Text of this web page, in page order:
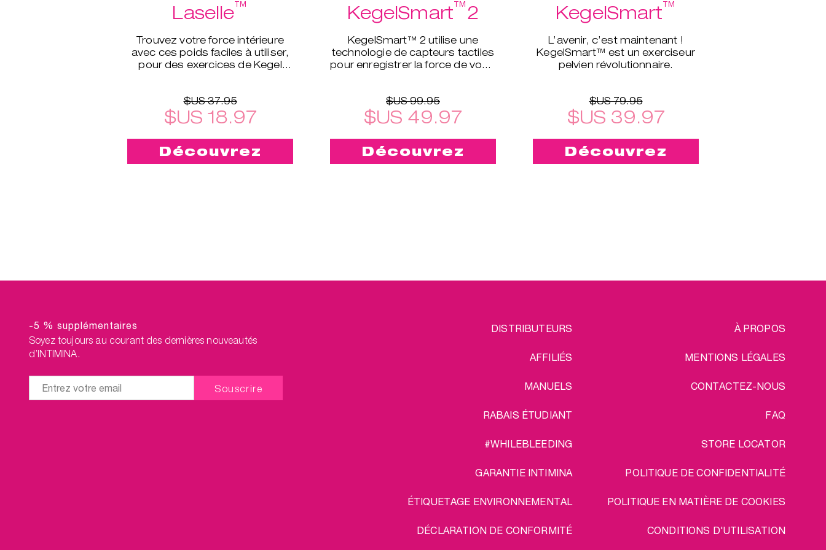
Laselle™
Trouvez votre force intérieure
avec ces poids faciles à utiliser,
pour des exercices de Kegel
$US 37.95
$US 18.97
Découvrez
KegelSmart™2
KegelSmart™ 2 utilise une
technologie de capteurs tactiles
pour enregistrer la force de votre
$US 99.95
$US 49.97
Découvrez
KegelSmart™
L’avenir, c’est maintenant !
KegelSmart™ est un exerciseur
pelvien révolutionnaire.
$US 79.95
$US 39.97
Découvrez
-5 % supplémentaires
Soyez toujours au courant des dernières nouveautés
d’INTIMINA.
DISTRIBUTEURS
AFFILIÉS
MANUELS
RABAIS ÉTUDIANT
#WHILEBLEEDING
GARANTIE INTIMINA
ÉTIQUETAGE ENVIRONNEMENTAL
DÉCLARATION DE CONFORMITÉ
LEGAL À PROPOS
MENTIONS LÉGALES
CONTACTEZ-NOUS
FAQ
STORE LOCATOR
POLITIQUE DE CONFIDENTIALITÉ
POLITIQUE EN MATIÈRE DE COOKIES
CONDITIONS D'UTILISATION